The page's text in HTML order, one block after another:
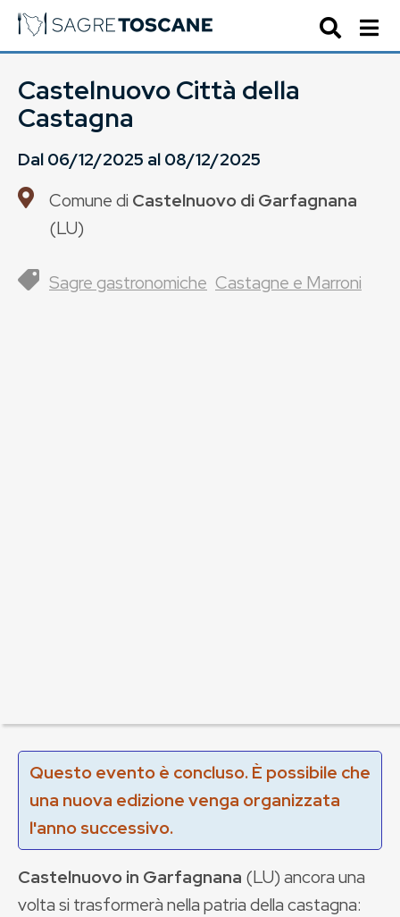
Castelnuovo Città della
Castagna
Dal06/12/2025 al08/12/2025
Comune di Castelnuovo di Garfagnana
(LU)
Sagre gastronomiche Castagne e Marroni
Questo evento è concluso. È possibile che
una nuova edizione venga organizzata
l'anno successivo.
Castelnuovo in Garfagnana (LU) ancora una
volta si trasformerà nella patria della castagna: